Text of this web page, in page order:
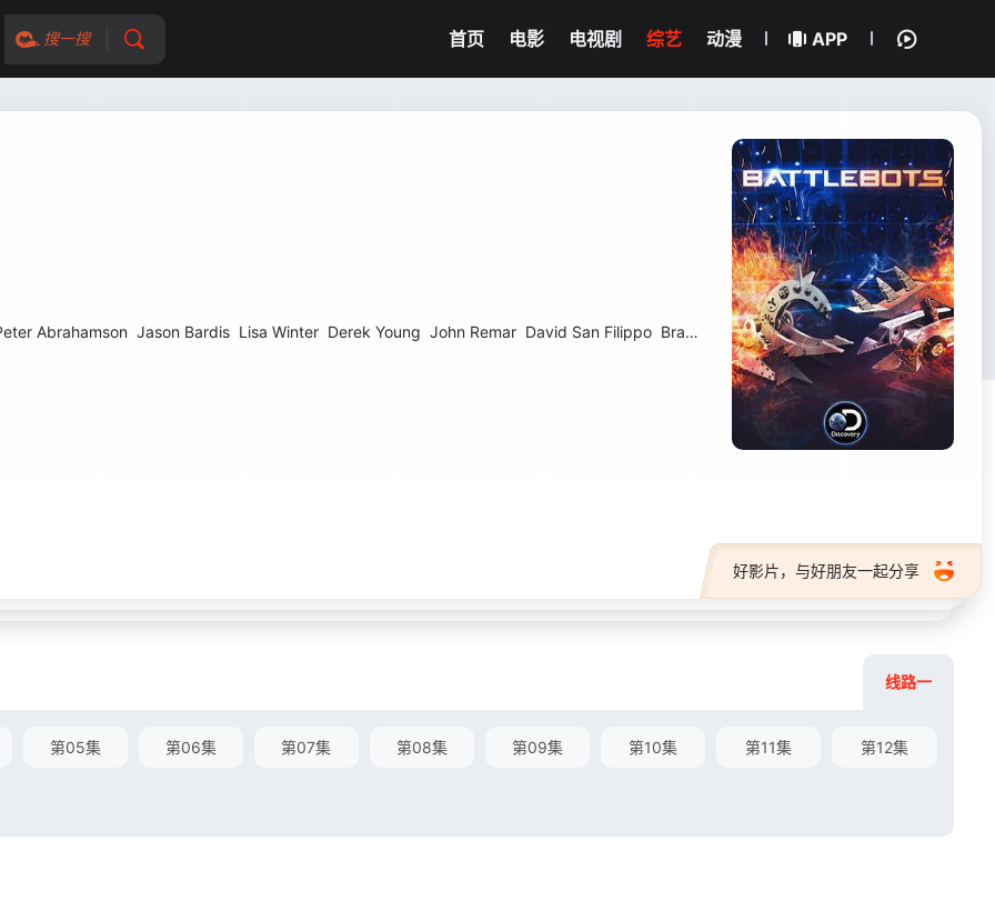
搜一搜 首页 电影 电视剧 综艺 动漫 APP
Abrahamson Jason Bardis Lisa Winter Derek Young John Remar David San Filippo Brandon Unger
好影片，与好朋友一起分享
线路一
第05集 第06集 第07集 第08集 第09集 第10集 第11集 第12集